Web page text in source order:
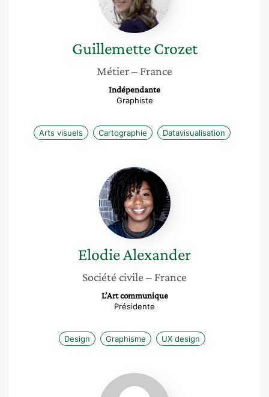
Guillemette Crozet
Métier– France
Indépendante
Graphiste
Arts visuels Cartographie Datavisualisation
Elodie
Alexander
ElodieAlexander
Société civile – France
L’Art communique
Présidente
Design Graphisme UX design
Laura
Truxa